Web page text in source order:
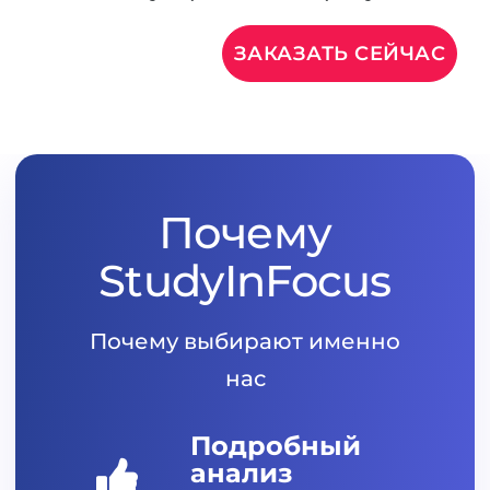
ЗАКАЗАТЬ СЕЙЧАС
Почему
StudyInFocus
Почему выбирают именно
нас
Подробный
анализ